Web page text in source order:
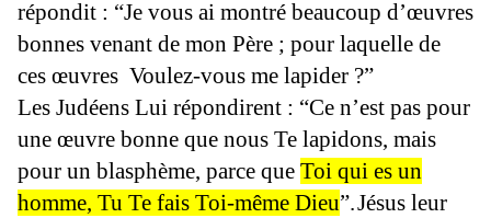
répondit : “Je vous ai montré beaucoup d’œuvres
bonnes venant de mon Père ; pour laquelle de
ces œuvres Voulez-vous me lapider ?”
Les Judéens Lui répondirent : “Ce n’est pas pour
une œuvre bonne que nous Te lapidons, mais
pour un blasphème, parce que Toi qui es un
homme, Tu Te fais Toi-même Dieu”.Jésus leur